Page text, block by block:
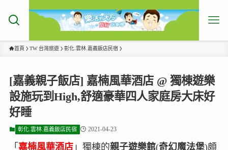
首頁 TW 台灣旅遊 彰化.雲林.嘉義飯店民宿
[嘉義親子飯店] 嘉楠風華酒店 @ 獨棟遊樂
設施玩到High,舒適豪華四人家庭房大床好
好睡
彰化.雲林.嘉義飯店民宿 2021-04-23
「 嘉楠風華酒店」獨棟的親子遊樂館(奇幻魔法堡)頗